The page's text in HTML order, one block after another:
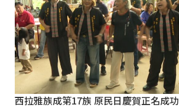
西拉雅族成第17族 原民日慶賀正名成功